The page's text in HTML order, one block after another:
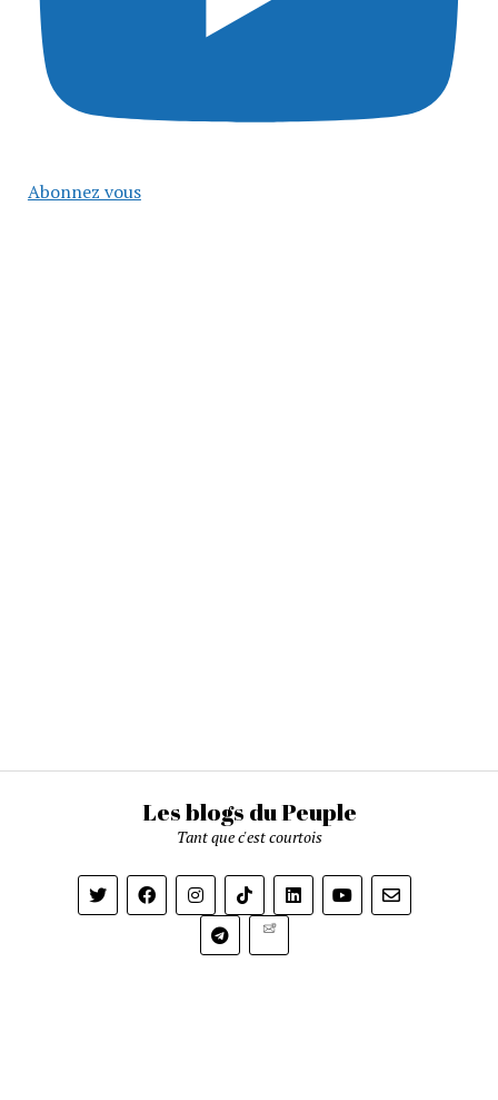
Abonnez vous
Les blogs du Peuple
Tant que c'est courtois